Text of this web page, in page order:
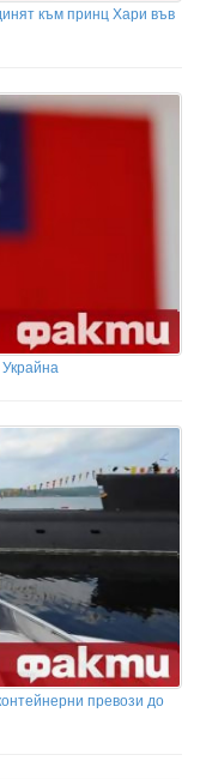
към принц Хари във
превози до